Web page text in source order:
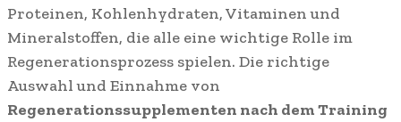
Proteinen, Kohlenhydraten, Vitaminen und
Mineralstoffen, die alle eine wichtige Rolle im
Regenerationsprozess spielen. Die richtige
Auswahl und Einnahme von
Regenerationssupplementen nach dem Training